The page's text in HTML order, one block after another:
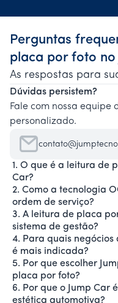
Perguntas
placa por foto no
As respostas para
Dúvidas persistem?
Fale com nossa equipe
personalizado.
1. O que é a leitura de
Car?
2. Como a tecnologia
ordem de serviço?
3. A leitura de placa
sistema de gestão?
4. Para quais
é mais indicada?
5. Por que escolher
placa por foto?
6. Por que o Jump Car
estética automotiva?